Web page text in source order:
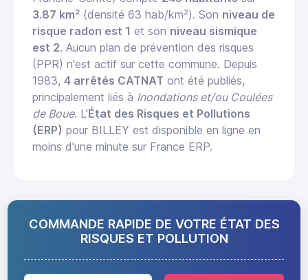
3.87 km² (densité 63 hab/km²). Son niveau de
risque radon est 1 et son niveau sismique
est 2. Aucun plan de prévention des risques
(PPR) n'est actif sur cette commune. Depuis
1983, 4 arrêtés CATNAT ont été publiés,
principalement liés à Inondations et/ou Coulées
de Boue. L'État des Risques et Pollutions
(ERP) pour BILLEY est disponible en ligne en
moins d'une minute sur France ERP.
COMMANDE RAPIDE DE VOTRE ÉTAT DES
RISQUES ET POLLUTION